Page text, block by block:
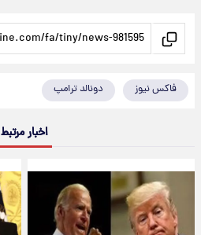
فاکس نیوز دونالد ترامپ
اخبار مرتبط